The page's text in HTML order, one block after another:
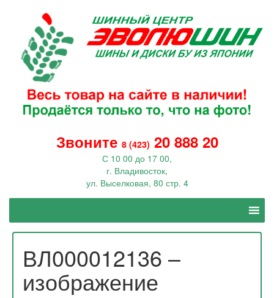
Звоните 8 (423) 20 888 20
С 10 00 до 17 00,
г. Владивосток,
ул. Выселковая, 80 стр. 4
ВЛ000012136 –
изображение